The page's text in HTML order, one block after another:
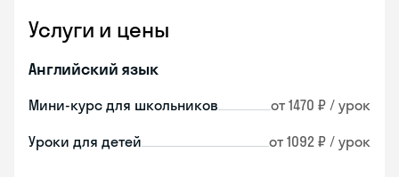
Услуги и цены
Английский язык
Мини-курс для школьников от 1470 ₽ / урок
Уроки для детей от 1092 ₽ / урок